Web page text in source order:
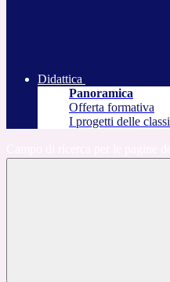
Didattica
Panoramica
Offerta formativa
I progetti delle classi